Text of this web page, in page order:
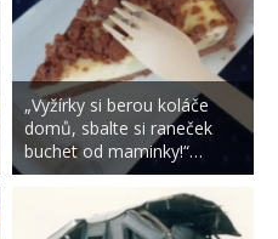
„Vyžírky si berou koláče
domů, sbalte si raneček
buchet od maminky!“…